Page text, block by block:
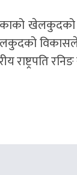
विकासले
रनिङ